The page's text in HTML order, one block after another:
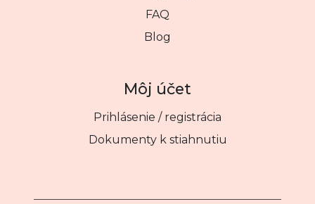
FAQ
Blog
Môj účet
Prihlásenie / registrácia
Dokumenty k stiahnutiu